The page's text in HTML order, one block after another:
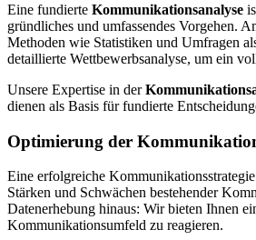
Eine fundierte Kommunikationsanalyse
gründliches und umfassendes Vorgehen.
Methoden wie Statistiken und Umfragen
detaillierte Wettbewerbsanalyse, um ein
Unsere Expertise in der
dienen als Basis für fundierte
Optimierung der
Eine erfolgreiche
Stärken und Schwächen bestehender
Datenerhebung hinaus: Wir bieten Ihnen
Kommunikationsumfeld zu reagieren.